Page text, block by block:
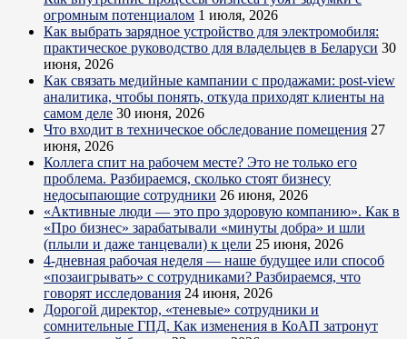
огромным потенциалом 1 июля, 2026
Как выбрать зарядное устройство для электромобиля:
практическое руководство для владельцев в Беларуси 30
июня, 2026
Как связать медийные кампании с продажами: post-view
аналитика, чтобы понять, откуда приходят клиенты на
самом деле 30 июня, 2026
Что входит в техническое обследование помещения 27
июня, 2026
Коллега спит на рабочем месте? Это не только его
проблема. Разбираемся, сколько стоят бизнесу
недосыпающие сотрудники 26 июня, 2026
«Активные люди — это про здоровую компанию». Как в
«Про бизнес» зарабатывали «минуты добра» и шли
(плыли и даже танцевали) к цели 25 июня, 2026
4-дневная рабочая неделя — наше будущее или способ
«позаигрывать» с сотрудниками? Разбираемся, что
говорят исследования 24 июня, 2026
Дорогой директор, «теневые» сотрудники и
сомнительные ГПД. Как изменения в КоАП затронут